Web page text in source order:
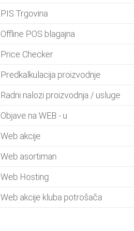
PIS Trgovina
Offline POS blagajna
Price Checker
Predkalkulacija proizvodnje
Radni nalozi proizvodnja / usluge
Objave na WEB - u
Web akcije
Web asortiman
Web Hosting
Web akcije kluba potrošača